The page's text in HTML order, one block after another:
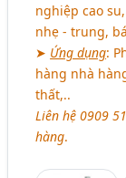
nghiệp cao
nhẹ - trung,
➤ Ứng dụng:
hàng nhà
thất,..
Liên hệ 0909
hàng.